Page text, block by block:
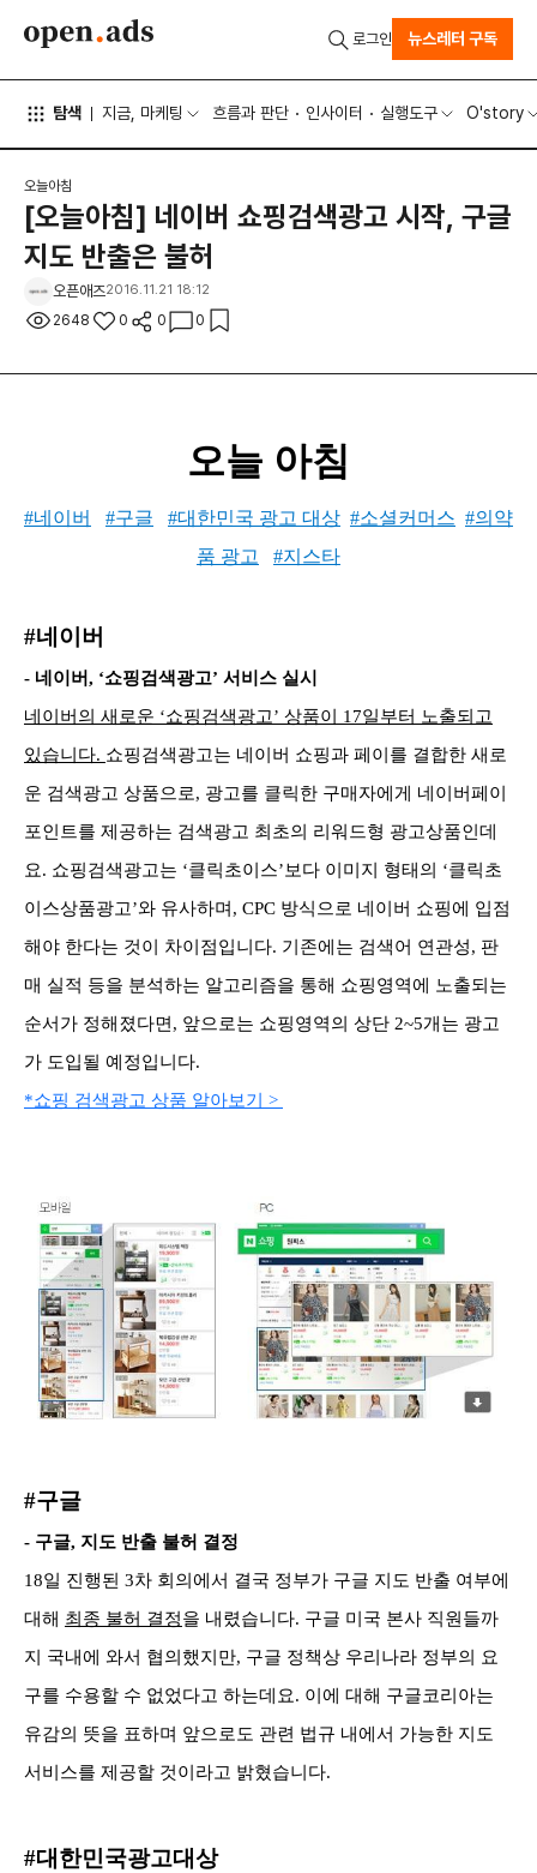
탐색 지금, 마케팅 흐름과 판단 인사이터 실행도구 O'story
로그인 뉴스레터 구독
오늘아침
[오늘아침] 네이버 쇼핑검색광고 시작, 구글
지도 반출은 불허
오픈애즈2016.11.21 18:12
2648 0 0 0
오늘 아침
#네이버 #구글 #대한민국 광고 대상 #소셜커머스 #의약
품 광고
#지스타
#네이버
- 네이버, ‘쇼핑검색광고’ 서비스 실시
네이버의 새로운 ‘쇼핑검색광고’ 상품이 17일부터 노출되고
있습니다. 쇼핑검색광고는 네이버 쇼핑과 페이를 결합한 새로
운 검색광고 상품으로, 광고를 클릭한 구매자에게 네이버페이
포인트를 제공하는 검색광고 최초의 리워드형 광고상품인데
요. 쇼핑검색광고는 ‘클릭초이스’보다 이미지 형태의 ‘클릭초
이스상품광고’와 유사하며, CPC 방식으로 네이버 쇼핑에 입점
해야 한다는 것이 차이점입니다. 기존에는 검색어 연관성, 판
매 실적 등을 분석하는 알고리즘을 통해 쇼핑영역에 노출되는
순서가 정해졌다면, 앞으로는 쇼핑영역의 상단 2~5개는 광고
가 도입될 예정입니다.
*쇼핑 검색광고 상품 알아보기 >
#구글
- 구글, 지도 반출 불허 결정
18일 진행된 3차 회의에서 결국 정부가 구글 지도 반출 여부에
대해 최종 불허 결정을 내렸습니다. 구글 미국 본사 직원들까
지 국내에 와서 협의했지만, 구글 정책상 우리나라 정부의 요
구를 수용할 수 없었다고 하는데요. 이에 대해 구글코리아는
유감의 뜻을 표하며 앞으로도 관련 법규 내에서 가능한 지도
서비스를 제공할 것이라고 밝혔습니다.
#대한민국광고대상